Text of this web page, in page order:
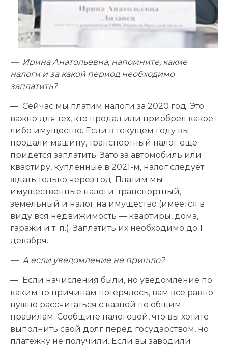
— Ирина Анатольевна, напомните, какие
налоги и за какой период необходимо
заплатить?
— Сейчас мы платим налоги за 2020 год. Это
важно для тех, кто продал или приобрел какое-
либо имущество. Если в текущем году вы
продали машину, транспортный налог еще
придется заплатить. Зато за автомобиль или
квартиру, купленные в 2021-м, налог следует
ждать только через год. Платим мы
имущественные налоги: транспортный,
земельный и налог на имущество (имеется в
виду вся недвижимость — квартиры, дома,
гаражи и т. п.). Заплатить их необходимо до 1
декабря.
— А если уведомление не пришло?
— Если начисления были, но уведомление по
каким-то причинам потерялось, вам все равно
нужно рассчитаться с казной по общим
правилам. Сообщите налоговой, что вы хотите
выполнить свой долг перед государством, но
платежку не получили. Если вы заводили